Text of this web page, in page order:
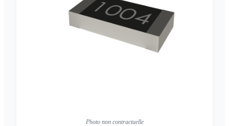
Photo non contractuelle